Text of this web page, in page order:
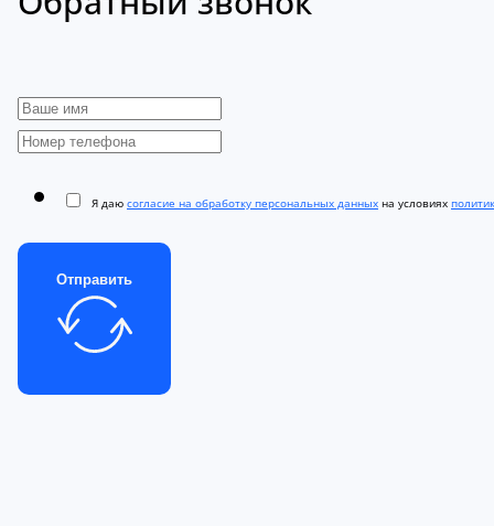
Я даю согласие на обработку персональных данных на условиях
Отправить